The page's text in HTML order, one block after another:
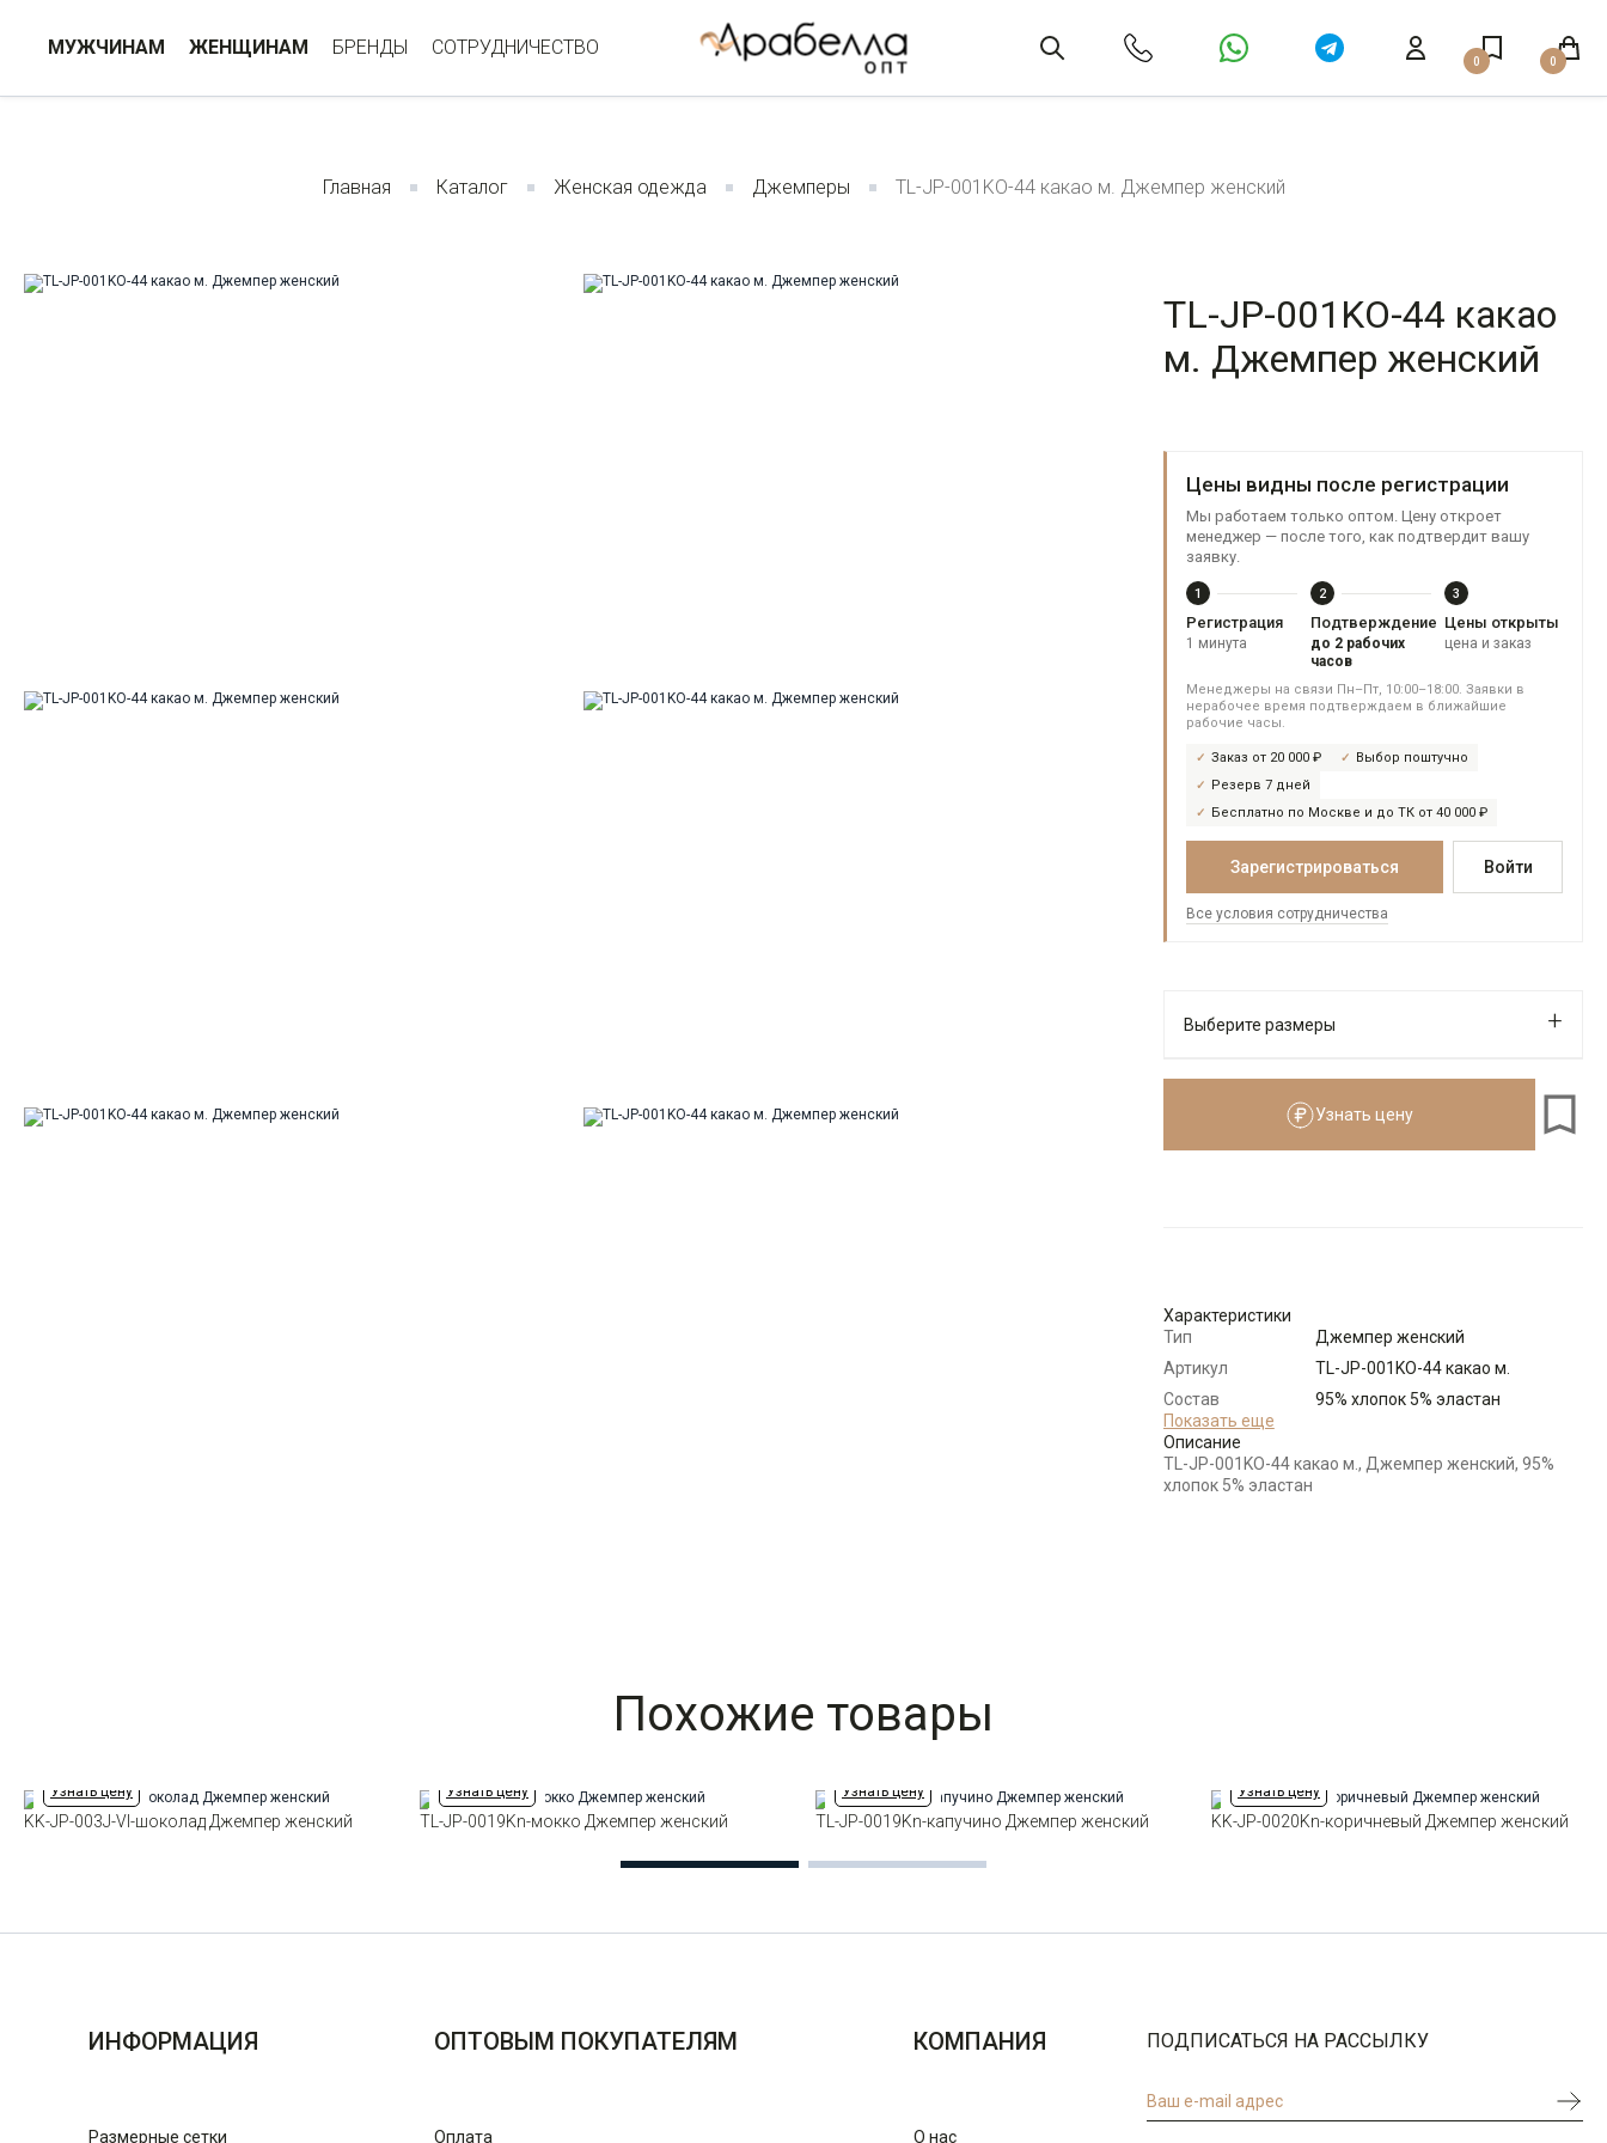
МУЖЧИНАМ ЖЕНЩИНАМ БРЕНДЫ СОТРУДНИЧЕСТВО
0 0
Главная Каталог Женская одежда Джемперы TL-JP-001KO-44 какао м. Джемпер женский
TL-JP-001KO-44 какао
м. Джемпер женский
Цены видны после регистрации
Мы работаем только оптом. Цену откроет
менеджер — после того, как подтвердит вашу
заявку.
1
Регистрация
1 минута
2
Подтверждение
до 2 рабочих
часов
3
Цены открыты
цена и заказ
Менеджеры на связи Пн–Пт, 10:00–18:00. Заявки в
нерабочее время подтверждаем в ближайшие
рабочие часы.
Заказ от 20 000 ₽
Выбор поштучно
Резерв 7 дней
Бесплатно по Москве и до ТК от 40 000 ₽
Зарегистрироваться Войти
Все условия сотрудничества
Выберите размеры
Размеры для ростасм
48-50 (L)
52-54 (XL) - +
56-58 (2XL) - + 4
Узнать цену
Характеристики
Тип
Джемпер женский
Артикул
TL-JP-001KO-44 какао м.
Состав
сырья
95% хлопок 5% эластан
Бренд
Модель
Показать еще
Описание
TL-JP-001KO-44 какао м., Джемпер женский, 95%
хлопок 5% эластан
Похожие товары
Узнать цену
KK-JP-003J-VI-шоколад Джемпер женский
Узнать цену
TL-JP-0019Kn-мокко Джемпер женский
Узнать цену
TL-JP-0019Kn-капучино Джемпер женский
Узнать цену
KK-JP-0020Kn-коричневый Джемпер женский
ИНФОРМАЦИЯ
Размерные сетки
ОПТОВЫМ ПОКУПАТЕЛЯМ
Оплата
КОМПАНИЯ
О нас
ПОДПИСАТЬСЯ НА РАССЫЛКУ